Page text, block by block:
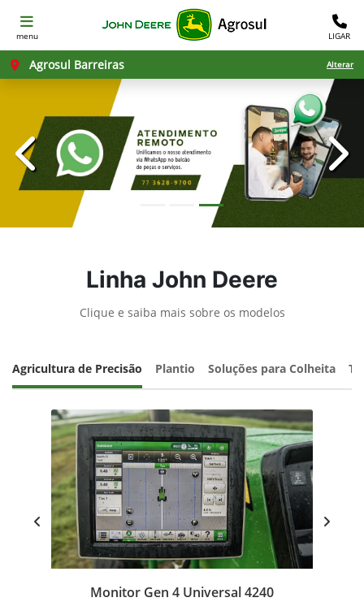
menu LIGAR
Agrosul Barreiras Alterar
templates.template-
Linha John Deere
Clique e saiba mais sobre os modelos
Agricultura de Precisão Plantio Soluções para Colheita
Monitor Gen 4 Universal 4240